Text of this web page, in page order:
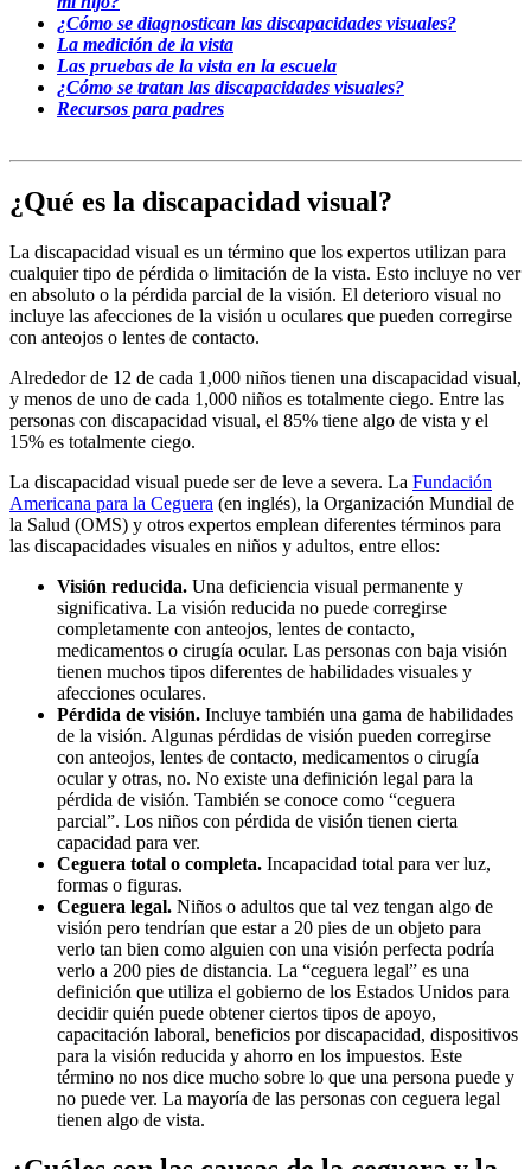
¿Cómo se diagnostican las discapacidades visuales?
La medición de la vista
Las pruebas de la vista en la escuela
¿Cómo se tratan las discapacidades visuales?
Recursos para padres
¿Qué es la discapacidad visual?
La discapacidad visual es un término que los expertos utilizan para
cualquier tipo de pérdida o limitación de la vista. Esto incluye no ver
en absoluto o la pérdida parcial de la visión. El deterioro visual no
incluye las afecciones de la visión u oculares que pueden corregirse
con anteojos o lentes de contacto.
Alrededor de 12 de cada 1,000 niños tienen una discapacidad visual,
y menos de uno de cada 1,000 niños es totalmente ciego. Entre las
personas con discapacidad visual, el 85% tiene algo de vista y el
15% es totalmente ciego.
La discapacidad visual puede ser de leve a severa. La Fundación
Americana para la Ceguera (en inglés), la Organización Mundial de
la Salud (OMS) y otros expertos emplean diferentes términos para
las discapacidades visuales en niños y adultos, entre ellos:
Visión reducida. Una deficiencia visual permanente y
significativa. La visión reducida no puede corregirse
completamente con anteojos, lentes de contacto,
medicamentos o cirugía ocular. Las personas con baja visión
tienen muchos tipos diferentes de habilidades visuales y
afecciones oculares.
Pérdida de visión. Incluye también una gama de habilidades
de la visión. Algunas pérdidas de visión pueden corregirse
con anteojos, lentes de contacto, medicamentos o cirugía
ocular y otras, no. No existe una definición legal para la
pérdida de visión. También se conoce como “ceguera
parcial”. Los niños con pérdida de visión tienen cierta
capacidad para ver.
Ceguera total o completa. Incapacidad total para ver luz,
formas o figuras.
Ceguera legal. Niños o adultos que tal vez tengan algo de
visión pero tendrían que estar a 20 pies de un objeto para
verlo tan bien como alguien con una visión perfecta podría
verlo a 200 pies de distancia. La “ceguera legal” es una
definición que utiliza el gobierno de los Estados Unidos para
decidir quién puede obtener ciertos tipos de apoyo,
capacitación laboral, beneficios por discapacidad, dispositivos
para la visión reducida y ahorro en los impuestos. Este
término no nos dice mucho sobre lo que una persona puede y
no puede ver. La mayoría de las personas con ceguera legal
tienen algo de vista.